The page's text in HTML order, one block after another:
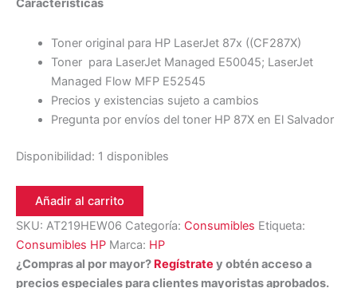
Caracteristicas
Toner original para HP LaserJet 87x ((CF287X)
Toner para LaserJet Managed E50045; LaserJet
Managed Flow MFP E52545
Precios y existencias sujeto a cambios
Pregunta por envíos del toner HP 87X en El Salvador
Disponibilidad: 1 disponibles
Añadir al carrito
SKU: AT219HEW06 Categoría: Consumibles Etiqueta:
Consumibles HP Marca: HP
¿Compras al por mayor? Regístrate y obtén acceso a
precios especiales para clientes mayoristas aprobados.